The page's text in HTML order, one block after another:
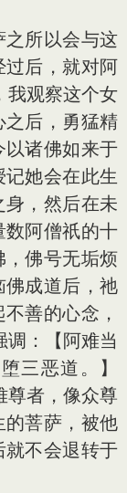
所以会与这
后，就对阿
我观察这个女
后，勇猛精
诸佛如来于
她会在此生
，然后在未
数阿僧祇的十
佛号无垢烦
成道后，祂
善的心念，
调：【阿难当
三恶道。】
尊者，像众尊
菩萨，被他
不会退转于